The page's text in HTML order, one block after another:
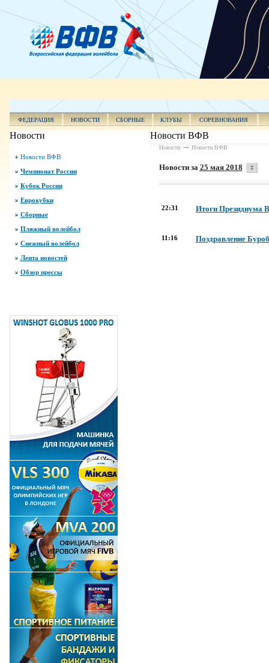
ФЕДЕРАЦИЯ НОВОСТИ СБОРНЫЕ КЛУБЫ СОРЕВНОВАНИЯ
Новости
Новости ВФВ
Чемпионат России
Кубок России
Еврокубки
Сборные
Пляжный волейбол
Снежный волейбол
Лента новостей
Обзор прессы
Новости ВФВ
Новости Новости ВФВ
Новости за 25 мая 2018
22:31 Итоги Президиума
11:16 Поздравление